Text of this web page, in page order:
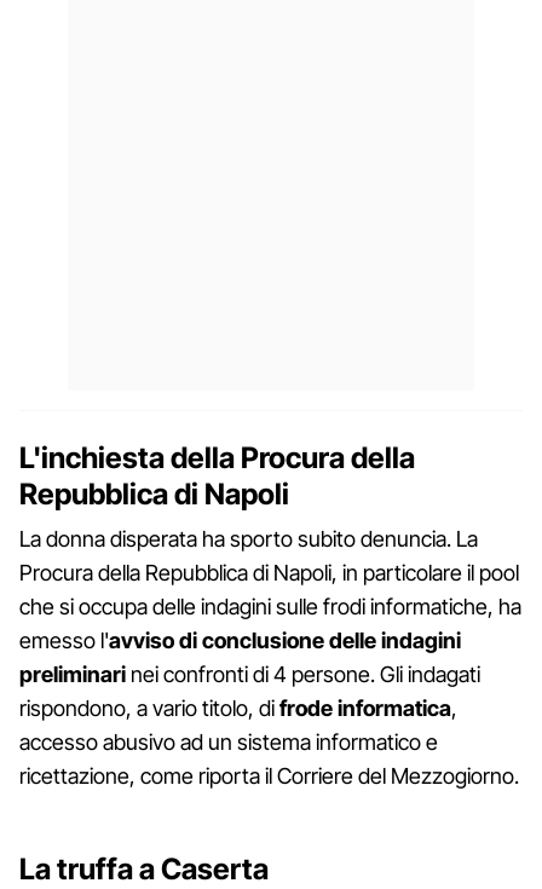
L'inchiesta della Procura della
Repubblica di Napoli
La donna disperata ha sporto subito denuncia. La
Procura della Repubblica di Napoli, in particolare il pool
che si occupa delle indagini sulle frodi informatiche, ha
emesso l'avviso di conclusione delle indagini
preliminari nei confronti di 4 persone. Gli indagati
rispondono, a vario titolo, difrode informatica,
accesso abusivo ad un sistema informatico e
ricettazione, come riporta il Corriere del Mezzogiorno.
La truffa a Caserta